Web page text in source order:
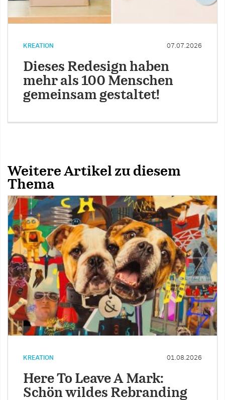
KREATION 07.07.2026
Dieses Redesign haben
mehr als 100 Menschen
gemeinsam gestaltet!
Weitere Artikel zu diesem
Thema
KREATION 01.08.2026
Here To Leave A Mark:
Schön wildes Rebranding